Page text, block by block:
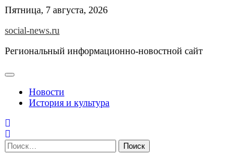
Skip
content
Пятница, 7 августа, 2026
social-news.ru
Региональный информационно-новостной сайт
Новости
История и культура
Найти: